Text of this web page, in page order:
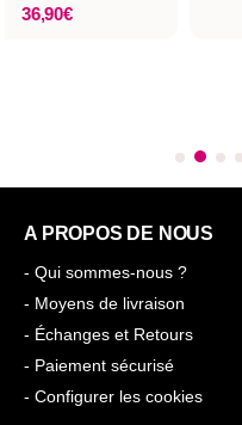
36,90€
A PROPOS DE NOUS
- Qui sommes-nous ?
- Moyens de livraison
- Échanges et Retours
- Paiement sécurisé
- Configurer les cookies